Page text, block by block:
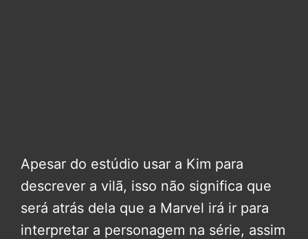
Apesar do estúdio usar a Kim para
descrever a vilã, isso não significa que
será atrás dela que a Marvel irá ir para
interpretar a personagem na série, assim